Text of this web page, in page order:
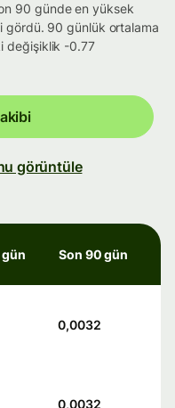
90 günde en yüksek
90 günlük ortalama
değişiklik -0.77
görüntüle
Son 90 gün
0,0032
0,0032